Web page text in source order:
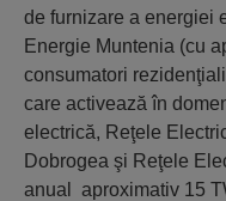
de furnizare a energiei
Energie Muntenia (cu
consumatori
care activează în
electrică, Reţele
Dobrogea şi Reţele
anual aproximativ 15